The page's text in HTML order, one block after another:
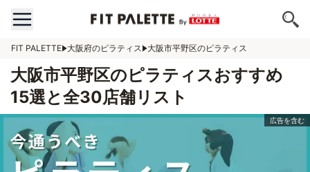
FIT PALETTE 大阪府のピラティス 大阪市平野区のピラティス
大阪市平野区のピラティスおすすめ
15選と全30店舗リスト